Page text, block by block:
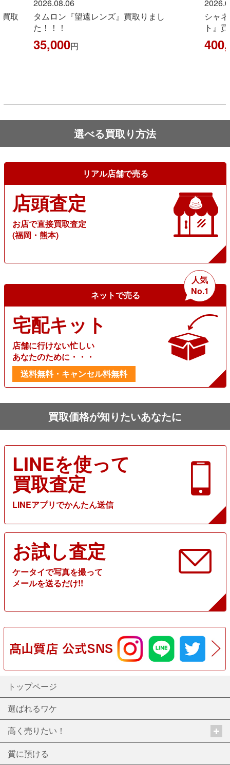
2026.08.06
タムロン『望遠レンズ』買取りまし
た！！！
35,000円
2026.08.06
シャネル
ト』買い
選べる買取り方法
リアル店舗で売る
店頭査定
お店で直接買取査定
(福岡・熊本)
ネットで売る
人気
No.1
宅配キット
店舗に行けない忙しい
あなたのために・・・
送料無料・キャンセル料無料
買取価格が知りたいあなたに
LINEを使って
買取査定
LINEアプリでかんたん送信
お試し査定
ケータイで写真を撮って
メールを送るだけ!!
トップページ
選ばれるワケ
高く売りたい！
質に預ける